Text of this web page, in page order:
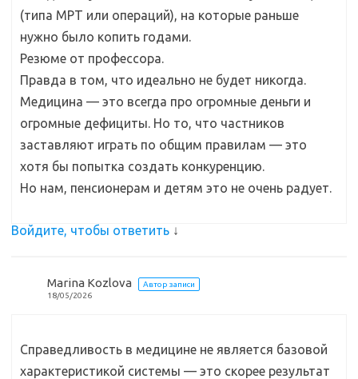
(типа МРТ или операций), на которые раньше
нужно было копить годами.
Резюме от профессора.
Правда в том, что идеально не будет никогда.
Медицина — это всегда про огромные деньги и
огромные дефициты. Но то, что частников
заставляют играть по общим правилам — это
хотя бы попытка создать конкуренцию.
Но нам, пенсионерам и детям это не очень радует.
Войдите, чтобы ответить ↓
Marina Kozlova
Автор записи
18/05/2026
Справедливость в медицине не является базовой
характеристикой системы — это скорее результат